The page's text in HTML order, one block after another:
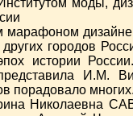
моды,
марафоном
городов
истории
И.М.
порадовало
Николаевна